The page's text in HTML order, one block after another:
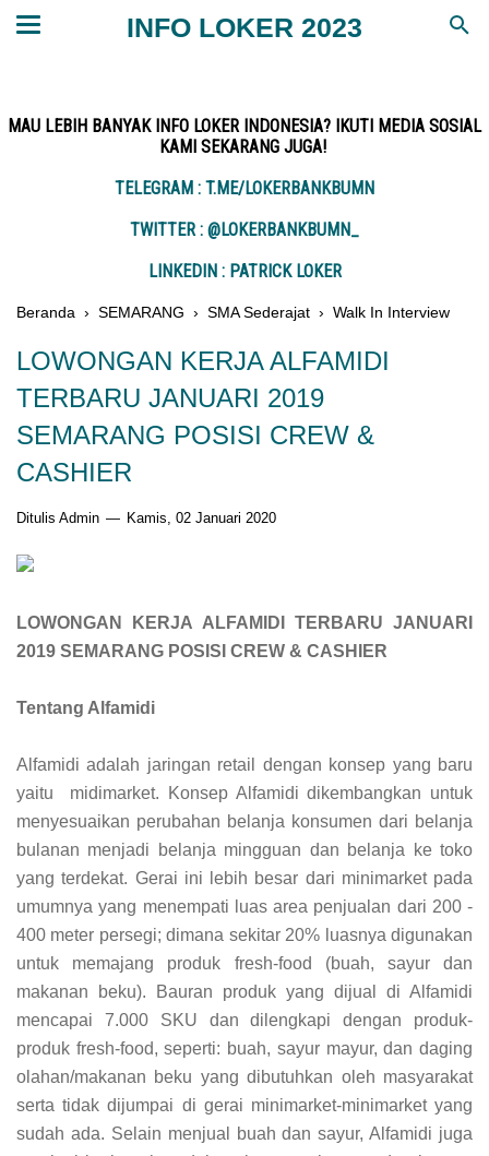
INFO LOKER 2023
MAU LEBIH BANYAK INFO LOKER INDONESIA? IKUTI MEDIA SOSIAL
KAMI SEKARANG JUGA!
TELEGRAM : T.ME/LOKERBANKBUMN
TWITTER : @LOKERBANKBUMN_
LINKEDIN : PATRICK LOKER
Beranda › SEMARANG › SMA Sederajat › Walk In Interview
LOWONGAN KERJA ALFAMIDI
TERBARU JANUARI 2019
SEMARANG POSISI CREW &
CASHIER
Ditulis Admin Kamis, 02 Januari 2020
LOWONGAN KERJA ALFAMIDI TERBARU JANUARI
2019 SEMARANG POSISI CREW & CASHIER
Tentang Alfamidi
Alfamidi adalah jaringan retail dengan konsep yang baru
yaitu midimarket. Konsep Alfamidi dikembangkan untuk
menyesuaikan perubahan belanja konsumen dari belanja
bulanan menjadi belanja mingguan dan belanja ke toko
yang terdekat. Gerai ini lebih besar dari minimarket pada
umumnya yang menempati luas area penjualan dari 200 -
400 meter persegi; dimana sekitar 20% luasnya digunakan
untuk memajang produk fresh-food (buah, sayur dan
makanan beku). Bauran produk yang dijual di Alfamidi
mencapai 7.000 SKU dan dilengkapi dengan produk-
produk fresh-food, seperti: buah, sayur mayur, dan daging
olahan/makanan beku yang dibutuhkan oleh masyarakat
serta tidak dijumpai di gerai minimarket-minimarket yang
sudah ada. Selain menjual buah dan sayur, Alfamidi juga